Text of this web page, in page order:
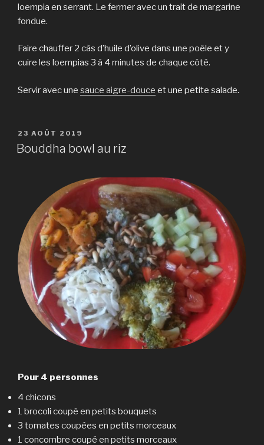
loempia en serrant. Le fermer avec un trait de margarine
fondue.
Faire chauffer 2 càs d’huile d’olive dans une poêle et y
cuire les loempias 3 à 4 minutes de chaque côté.
Servir avec une sauce aigre-douce et une petite salade.
PUBLIÉ
LE
23 AOÛT 2019
Bouddha bowl au riz
Pour 4 personnes
4 chicons
1 brocoli coupé en petits bouquets
3 tomates coupées en petits morceaux
1 concombre coupé en petits morceaux